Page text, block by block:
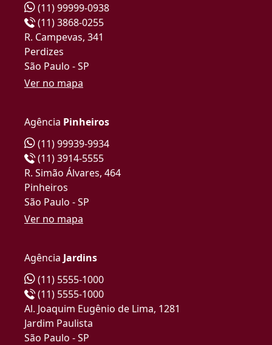
(11) 99999-0938
(11) 3868-0255
R. Campevas, 341
Perdizes
São Paulo - SP
Ver no mapa
Agência Pinheiros
(11) 99939-9934
(11) 3914-5555
R. Simão Álvares, 464
Pinheiros
São Paulo - SP
Ver no mapa
Agência Jardins
(11) 5555-1000
(11) 5555-1000
Al. Joaquim Eugênio de Lima, 1281
Jardim Paulista
São Paulo - SP